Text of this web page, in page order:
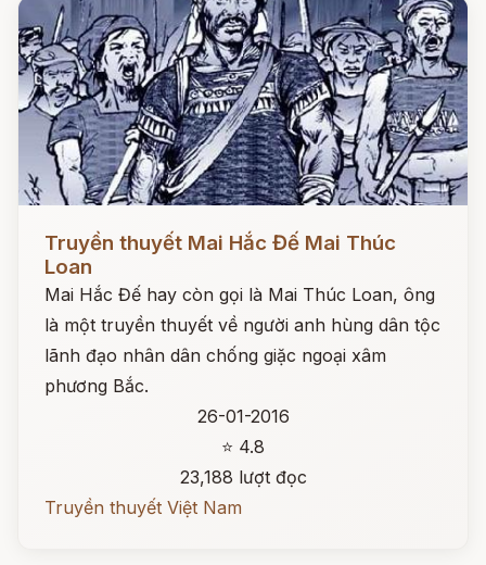
Đọc ngay
Truyền thuyết Mai Hắc Đế Mai Thúc
Loan
Mai Hắc Đế hay còn gọi là Mai Thúc Loan, ông
là một truyền thuyết về người anh hùng dân tộc
lãnh đạo nhân dân chống giặc ngoại xâm
phương Bắc.
26-01-2016
⭐ 4.8
23,188 lượt đọc
Truyền thuyết Việt Nam